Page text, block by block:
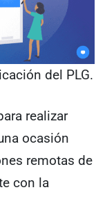
del PLG.
realizar
ocasión
remotas de
con la